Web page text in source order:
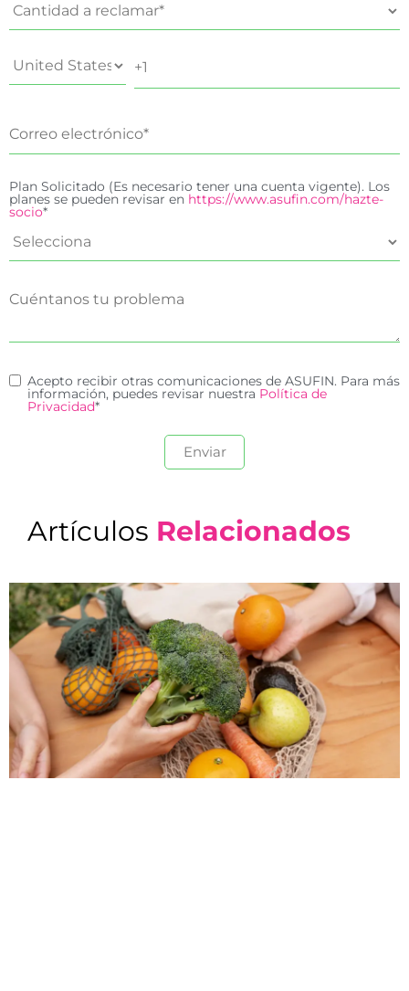
Plan Solicitado (Es necesario tener una cuenta vigente). Los
planes se pueden revisar en https://www.asufin.com/hazte-
socio*
Acepto recibir otras comunicaciones de ASUFIN. Para más
información, puedes revisar nuestra Política de
Privacidad*
Artículos Relacionados